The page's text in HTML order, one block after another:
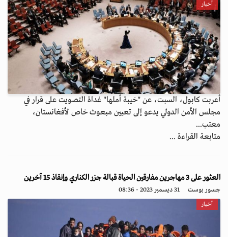
أخبار
أعربت كابول، السبت، عن "خيبة أملها" غداة التصويت على قرار في
مجلس الأمن الدولي يدعو إلى تعيين مبعوث خاص لأفغانستان،
معتب...
متابعة القراءة ...
العثور على 3 مهاجرين مفارقين الحياة قبالة جزر الكناري وإنقاذ 15 آخرين
جسور بوست 31 ديسمبر 2023 - 08:36
أخبار